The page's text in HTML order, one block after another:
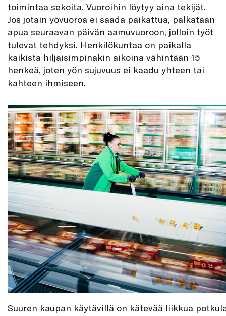
toimintaa sekoita. Vuoroihin löytyy aina tekijät.
Jos jotain yövuoroa ei saada paikattua, palkataan
apua seuraavan päivän aamuvuoroon, jolloin työt
tulevat tehdyksi. Henkilökuntaa on paikalla
kaikista hiljaisimpinakin aikoina vähintään 15
henkeä, joten yön sujuvuus ei kaadu yhteen tai
kahteen ihmiseen.
Suuren kaupan käytävillä on kätevää liikkua